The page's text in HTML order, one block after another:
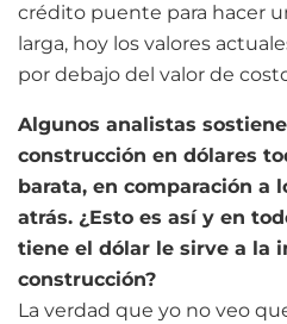
crédito puente para hacer
larga, hoy los valores
por debajo del valor de
Algunos analistas
construcción en dólares
barata, en comparación a
atrás. ¿Esto es así y en
tiene el dólar le sirve a la
construcción?
La verdad que yo no veo